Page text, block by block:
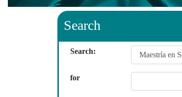
Search
Search:
for